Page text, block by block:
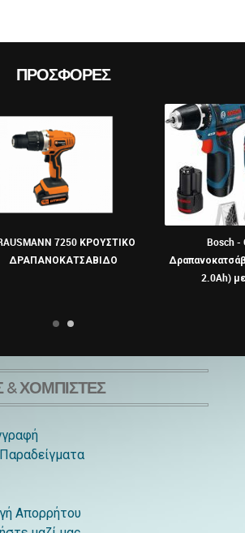
ΠΡΟΣΦΟΡΈΣ
7250 ΚΡΟΥΣΤΙΚΟ
ΔΡΑΠΑΝΟΚΑΤΣΑΒΙΔΟ
Bosch -
2.0Ah)
& ΧΟΜΠΊΣΤΕΣ
Απορρήτου